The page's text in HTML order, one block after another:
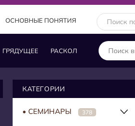
ОСНОВНЫЕ ПОНЯТИЯ
ГРЯДУЩЕЕ РАСКОЛ
КАТЕГОРИИ
• СЕМИНАРЫ 378